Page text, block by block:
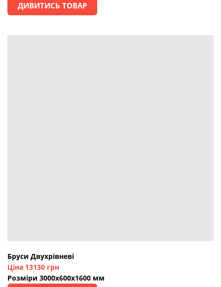
ДИВИТИСЬ ТОВАР
Бруси Двухрівневі
Ціна 13130 грн
Розміри 3000х600х1600 мм